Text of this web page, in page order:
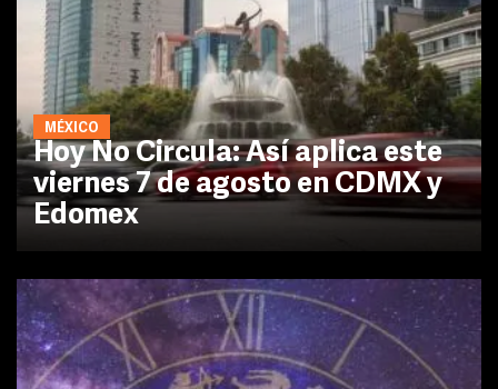
MÉXICO
Hoy No Circula: Así aplica este
viernes 7 de agosto en CDMX y
Edomex